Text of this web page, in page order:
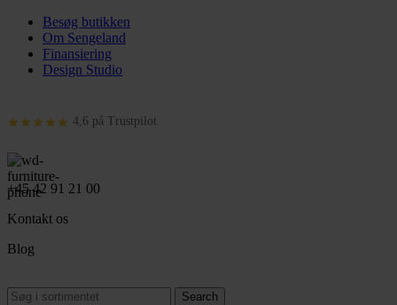
Besøg butikken
Om Sengeland
Finansiering
Design Studio
4,6 på Trustpilot
+45 42 91 21 00
Kontakt os
Blog
Search